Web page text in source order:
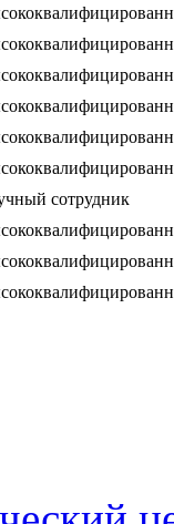
сотрудник